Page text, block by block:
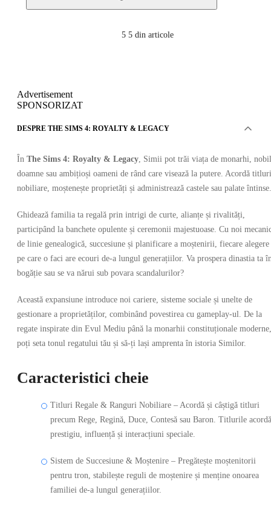
5 5 din articole
Advertisement
SPONSORIZAT
DESPRE THE SIMS 4: ROYALTY & LEGACY
În The Sims 4: Royalty & Legacy , Simii pot trăi viața de monarhi,
doamne sau ambițioși oameni de rând care visează la putere. Acordă titluri
nobiliare, moștenește proprietăți și administrează castele sau palate întinse.
Ghidează familia ta regală prin intrigi de curte, alianțe și rivalități,
participând la banchete opulente și ceremonii majestuoase. Cu noi
de linie genealogică, succesiune și planificare a moștenirii, fiecare alegere
pe care o faci are ecouri de-a lungul generațiilor. Va prospera dinastia ta
bogăție sau se va nărui sub povara scandalurilor?
Această expansiune introduce noi cariere, sisteme sociale și unelte de
gestionare a proprietăților, combinând povestirea cu gameplay-ul. De la
regate inspirate din Evul Mediu până la monarhii constituționale moderne,
poți seta tonul regatului tău și să-ți lași amprenta în istoria Similor.
Caracteristici cheie
Titluri Regale & Ranguri Nobiliare – Acordă și câștigă titluri
precum Rege, Regină, Duce, Contesă sau Baron. Titlurile acordă
prestigiu, influență și interacțiuni speciale.
Sistem de Succesiune & Moștenire – Pregătește moștenitorii
pentru tron, stabilește reguli de moștenire și menține onoarea
familiei de-a lungul generațiilor.